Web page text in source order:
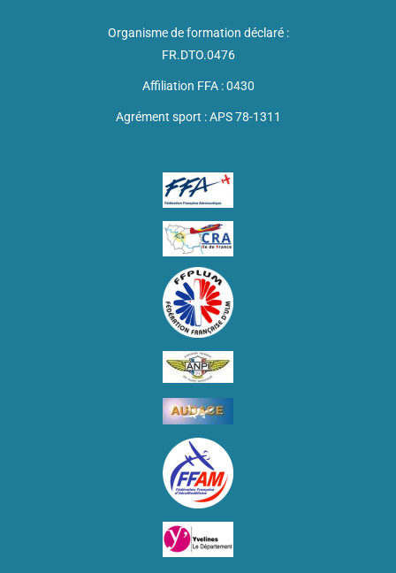
Organisme de formation déclaré :
FR.DTO.0476
Affiliation FFA : 0430
Agrément sport : APS 78-1311